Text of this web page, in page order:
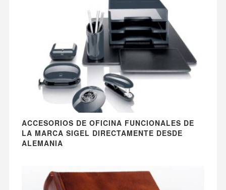
ACCESORIOS DE OFICINA FUNCIONALES DE
LA MARCA SIGEL DIRECTAMENTE DESDE
ALEMANIA